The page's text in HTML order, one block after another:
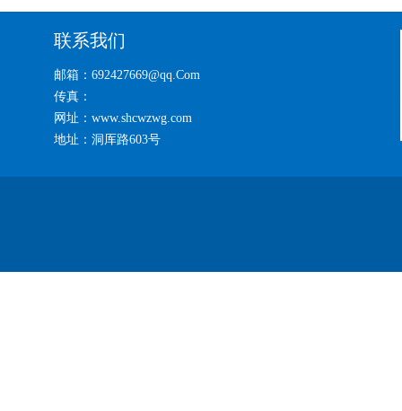
联系我们
邮箱：692427669@qq.Com
传真：
网址：www.shcwzwg.com
地址：洞厍路603号